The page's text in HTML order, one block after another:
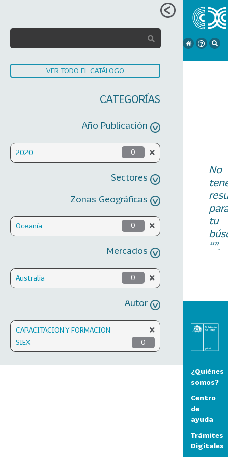
VER TODO EL CATÁLOGO
CATEGORÍAS
Año Publicación
2020 0
Sectores
Zonas Geográficas
Oceanía 0
Mercados
Australia 0
Autor
CAPACITACION Y FORMACION -
SIEX
0
No
tu
“”.
¿Quiénes
somos?
Centro
de
ayuda
Trámites
Digitales